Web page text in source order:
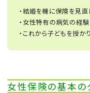
・結婚を機に保険を見直
・女性特有の病気の経
・これから子どもを授か
女性保険の基本の